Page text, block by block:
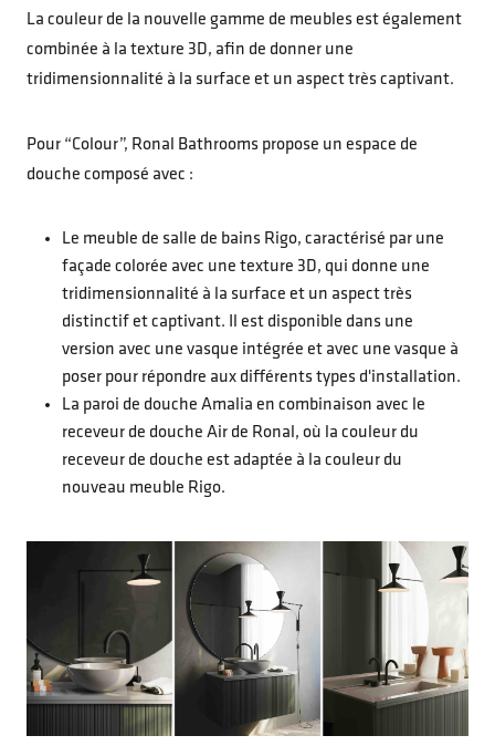
La couleur de la nouvelle gamme de meubles est également
combinée à la texture 3D, afin de donner une
tridimensionnalité à la surface et un aspect très captivant.
Pour “Colour”, Ronal Bathrooms propose un espace de
douche composé avec :
Le meuble de salle de bains Rigo, caractérisé par une
façade colorée avec une texture 3D, qui donne une
tridimensionnalité à la surface et un aspect très
distinctif et captivant. Il est disponible dans une
version avec une vasque intégrée et avec une vasque à
poser pour répondre aux différents types d'installation.
La paroi de douche Amalia en combinaison avec le
receveur de douche Air de Ronal, où la couleur du
receveur de douche est adaptée à la couleur du
nouveau meuble Rigo.